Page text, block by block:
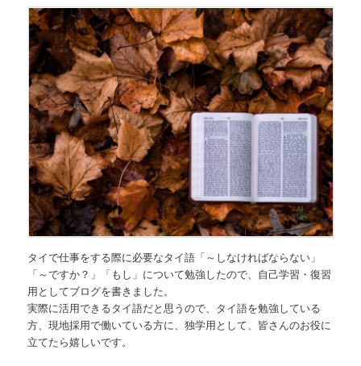
タイで仕事をする際に必要なタイ語「～しなければならない」
「～ですか？」「もし」について勉強したので、自己学習・復習
用としてブログを書きました。
実際に活用できるタイ語だと思うので、タイ語を勉強している
方、現地採用で働いている方に、独学用として、皆さんのお役に
立てたら嬉しいです。